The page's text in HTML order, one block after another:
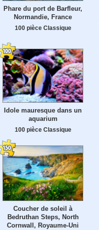
Phare du port de Barfleur,
Normandie, France
100 pièce Classique
Idole mauresque dans un
aquarium
100 pièce Classique
Coucher de soleil à
Bedruthan Steps, North
Cornwall, Royaume-Uni